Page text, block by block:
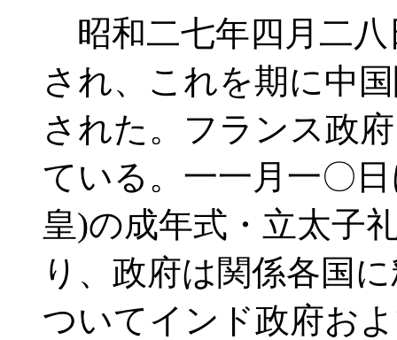
昭和二七年四月二八
され、これを期に中
された。フランス政
ている。一一月一〇
皇)の成年式・立太子
り、政府は関係各国
ついてインド政府お